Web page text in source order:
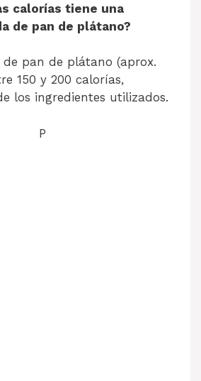
calorías tiene una
de pan de plátano?
de pan de plátano (aprox.
150 y 200 calorías,
los ingredientes utilizados.
P